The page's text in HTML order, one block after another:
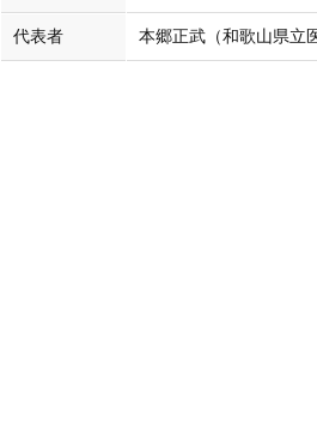
代表者 本郷正武（和歌山県立